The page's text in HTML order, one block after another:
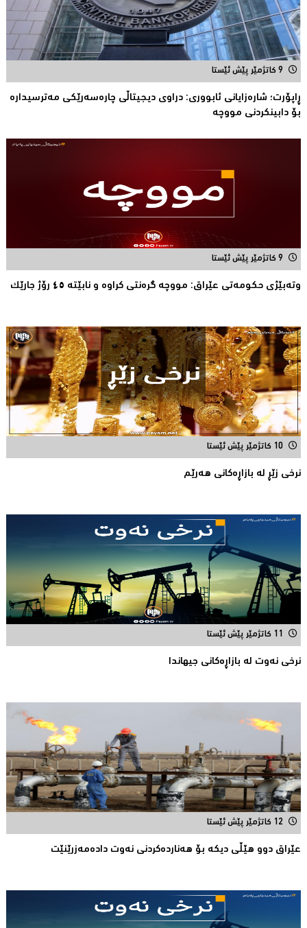
9 کاتژمێر پێش ئێستا
ڕاپۆرت؛ شاره‌زایانی ئابووری: دراوی دیجیتاڵی چاره‌سه‌رێكی مه‌ترسیداره‌
بۆ دابینكردنی مووچه‌
9 کاتژمێر پێش ئێستا
وتەبێژی حکومەتی عێراق: مووچە گرەنتی کراوە و نابێتە ٤٥ رۆژ جارێک
10 کاتژمێر پێش ئێستا
نرخى زێڕ له‌ بازاڕه‌كانی هه‌رێم
11 کاتژمێر پێش ئێستا
نرخى نەوت لە بازاڕەکانی جیهاندا
12 کاتژمێر پێش ئێستا
عێراق دوو هێڵى دیکە بۆ هەناردەکردنی نەوت دادەمەزرێنێت